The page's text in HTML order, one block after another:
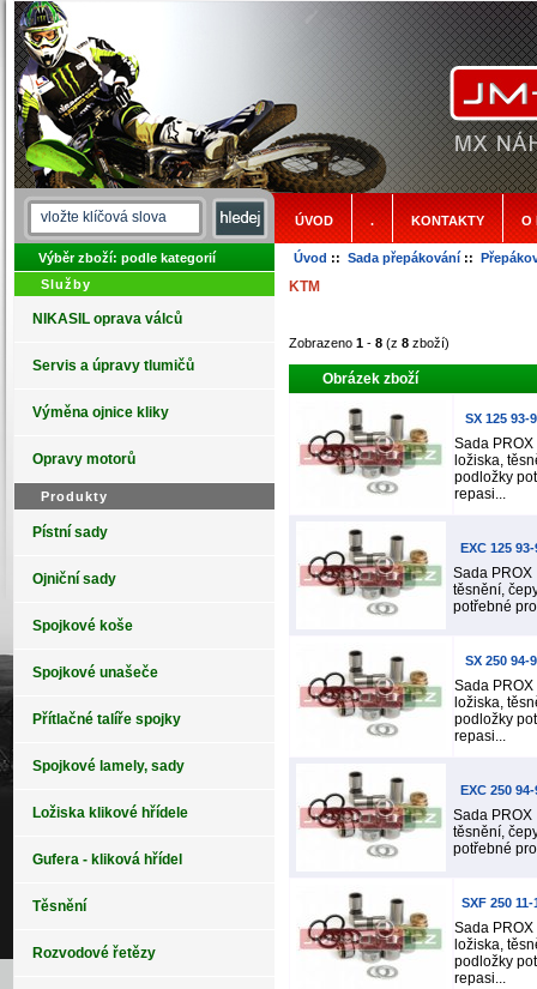
ÚVOD . KONTAKTY O
Výběr zboží: podle kategorií
Služby
NIKASIL oprava válců
Servis a úpravy tlumičů
Výměna ojnice kliky
Opravy motorů
Produkty
Pístní sady
Ojniční sady
Spojkové koše
Spojkové unašeče
Přítlačné talíře spojky
Spojkové lamely, sady
Ložiska klikové hřídele
Gufera - kliková hřídel
Těsnění
Rozvodové řetězy
Úvod :: Sada přepákování::
KTM
Zobrazeno 1- 8(z 8zboží)
Obrázek zboží
SX 125 93-
Sada
ložiska,
podložky
repasi...
EXC 125
Sada
těsnění,
potřebné
SX 250 94-
Sada
ložiska,
podložky
repasi...
EXC 250
Sada
těsnění,
potřebné
SXF 250
Sada
ložiska,
podložky
repasi...